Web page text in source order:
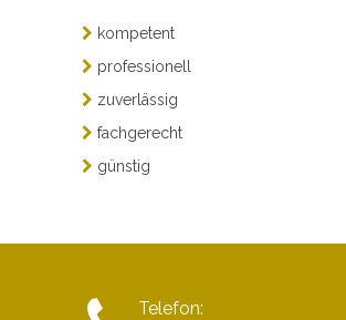
kompetent
professionell
zuverlässig
fachgerecht
günstig
Telefon: